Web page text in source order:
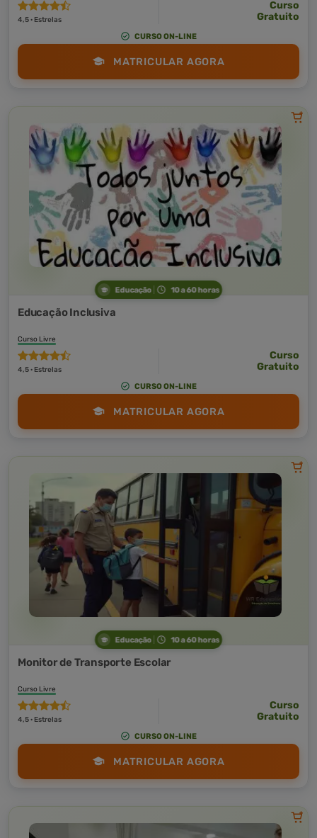
4,5 · Estrelas
Curso
Gratuito
CURSO ON-LINE
MATRICULAR AGORA
Educação 10 a 60 horas
Educação Inclusiva
Curso Livre
4,5 · Estrelas
Curso
Gratuito
CURSO ON-LINE
MATRICULAR AGORA
Educação 10 a 60 horas
Monitor de Transporte Escolar
Curso Livre
4,5 · Estrelas
Curso
Gratuito
CURSO ON-LINE
MATRICULAR AGORA